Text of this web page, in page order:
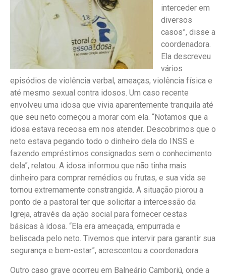
interceder em
diversos
casos”, disse a
coordenadora.
Ela descreveu
vários
episódios de violência verbal, ameaças, violência física e
até mesmo sexual contra idosos. Um caso recente
envolveu uma idosa que vivia aparentemente tranquila até
que seu neto começou a morar com ela. “Notamos que a
idosa estava receosa em nos atender. Descobrimos que o
neto estava pegando todo o dinheiro dela do INSS e
fazendo empréstimos consignados sem o conhecimento
dela”, relatou. A idosa informou que não tinha mais
dinheiro para comprar remédios ou frutas, e sua vida se
tornou extremamente constrangida. A situação piorou a
ponto de a pastoral ter que solicitar a intercessão da
Igreja, através da ação social para fornecer cestas
básicas à idosa. “Ela era ameaçada, empurrada e
beliscada pelo neto. Tivemos que intervir para garantir sua
segurança e bem-estar”, acrescentou a coordenadora.
Outro caso grave ocorreu em Balneário Camboriú, onde a